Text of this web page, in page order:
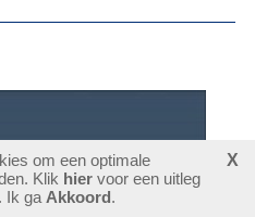
om een optimale
Klik hiervoor een uitleg
Ik ga Akkoord.
X